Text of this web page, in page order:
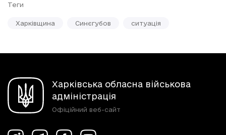
Теги
Харківщина Синєгубов ситуація
Харківська обласна військова
адміністрація
Офіційний веб-сайт